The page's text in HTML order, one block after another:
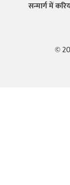
सन्मार्ग में
©